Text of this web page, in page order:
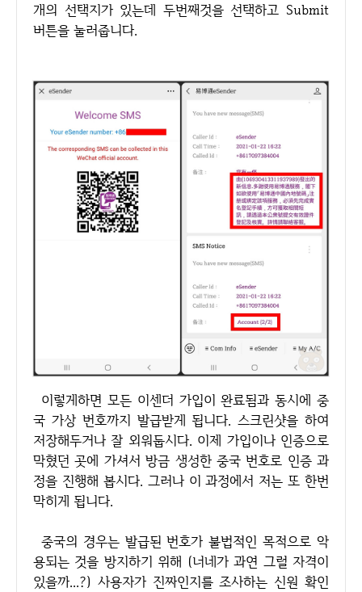
개의 선택지가 있는데 두번째것을 선택하고 Submit
버튼을 눌러줍니다.
이렇게하면 모든 이센더 가입이 완료됨과 동시에 중
국 가상 번호까지 발급받게 됩니다. 스크린샷을 하여
저장해두거나 잘 외워둡시다. 이제 가입이나 인증으로
막혔던 곳에 가셔서 방금 생성한 중국 번호로 인증 과
정을 진행해 봅시다. 그러나 이 과정에서 저는 또 한번
막히게 됩니다.
중국의 경우는 발급된 번호가 불법적인 목적으로 악
용되는 것을 방지하기 위해 (너네가 과연 그럴 자격이
있을까...?) 사용자가 진짜인지를 조사하는 신원 확인